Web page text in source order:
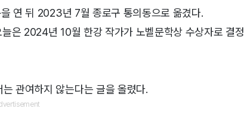
연 뒤 2023년 7월 종로구 통의동으로 옮겼다.
은 2024년 10월 한강 작가가 노벨문학상 수상자로 결정
관여하지 않는다는 글을 올렸다.